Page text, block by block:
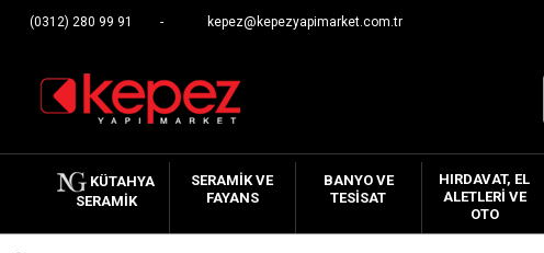
(0312) 280 99 91 kepez@kepezyapimarket.com.tr
KÜTAHYA
SERAMIK
SERAMIK VE
FAYANS
BANYO VE
TESISAT
HIRDAVAT, EL
ALETLERI VE
OTO